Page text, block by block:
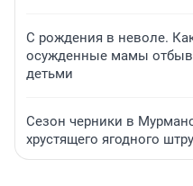
С рождения в неволе.
осужденные мамы
детьми
Сезон черники в
хрустящего ягодного